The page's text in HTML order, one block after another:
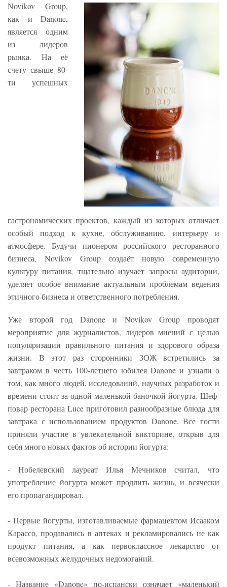
Novikov Group,
как и Danone,
является одним
из лидеров
рынка. На её
счету свыше 80-
ти успешных
гастрономических проектов, каждый из которых отличает
особый подход к кухне, обслуживанию, интерьеру и
атмосфере. Будучи пионером российского ресторанного
бизнеса, Novikov Group создаёт новую современную
культуру питания, тщательно изучает запросы аудитории,
уделяет особое внимание актуальным проблемам ведения
этичного бизнеса и ответственного потребления.
Уже второй год Danone и Novikov Group проводят
мероприятие для журналистов, лидеров мнений с целью
популяризации правильного питания и здорового образа
жизни. В этот раз сторонники ЗОЖ встретились за
завтраком в честь 100-летнего юбилея Danone и узнали о
том, как много людей, исследований, научных разработок и
времени стоит за одной маленькой баночкой йогурта. Шеф-
повар ресторана Luce приготовил разнообразные блюда для
завтрака с использованием продуктов Danone. Все гости
приняли участие в увлекательной викторине, открыв для
себя много новых фактов об истории йогурта:
- Нобелевский лауреат Илья Мечников считал, что
употребление йогурта может продлить жизнь, и всячески
его пропагандировал.
- Первые йогурты, изготавливаемые фармацевтом Исааком
Карассо, продавались в аптеках и рекламировались не как
продукт питания, а как первоклассное лекарство от
всевозможных желудочных недомоганий.
- Название «Danone» по-испански означает «маленький